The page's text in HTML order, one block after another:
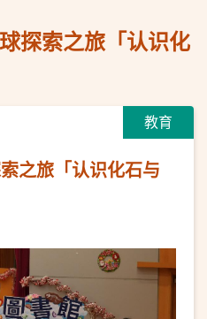
探索之旅「认识化
教育
之旅「认识化石与